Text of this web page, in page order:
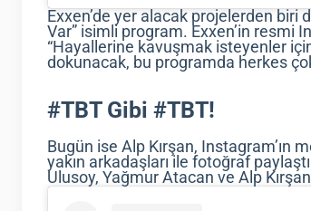
Exxen’de yer alacak projelerden biri
Var” isimli program. Exxen’in resmi
“Hayallerine kavuşmak isteyenler
dokunacak, bu programda herkes
#TBT Gibi #TBT!
Bugün ise Alp Kırşan, Instagram’ın
yakın arkadaşları ile fotoğraf
Ulusoy, Yağmur Atacan ve Alp